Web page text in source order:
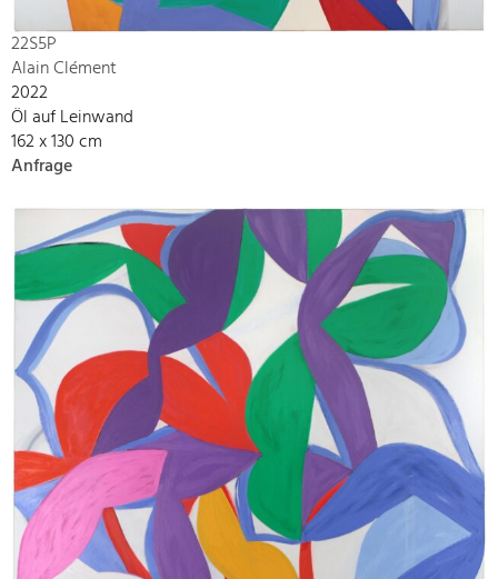
22S5P
Alain Clément
2022
Öl auf Leinwand
162 x 130 cm
Anfrage